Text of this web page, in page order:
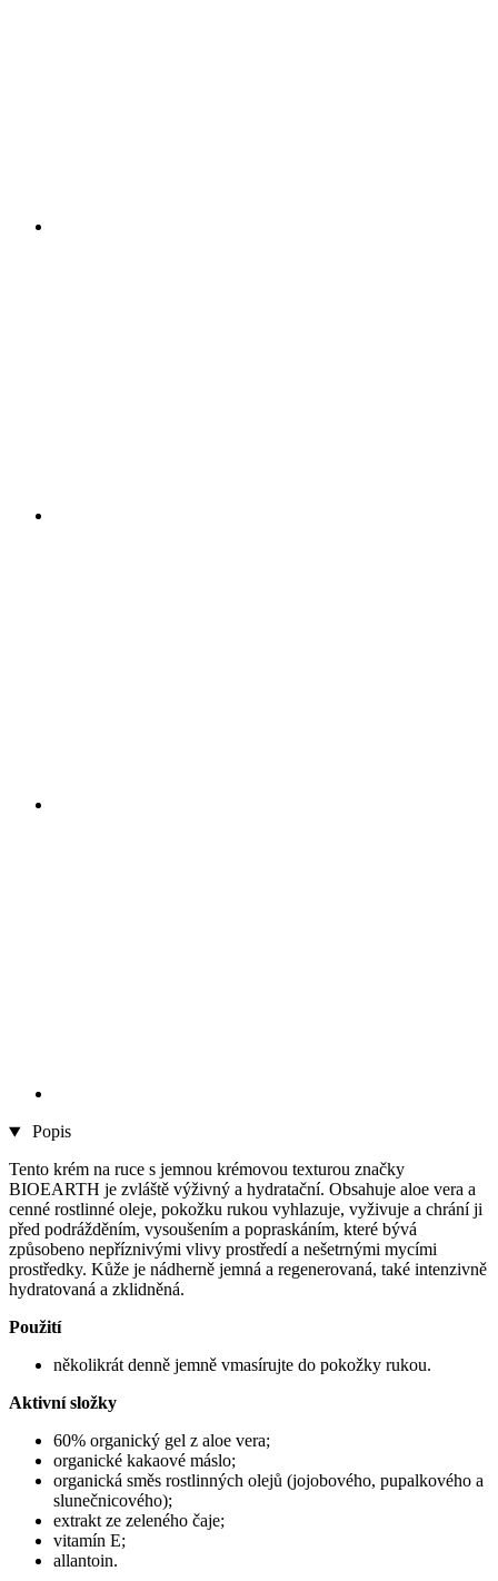
Popis
Tento krém na ruce s jemnou krémovou texturou značky
BIOEARTH je zvláště výživný a hydratační. Obsahuje aloe vera a
cenné rostlinné oleje, pokožku rukou vyhlazuje, vyživuje a chrání ji
před podrážděním, vysoušením a popraskáním, které bývá
způsobeno nepříznivými vlivy prostředí a nešetrnými mycími
prostředky. Kůže je nádherně jemná a regenerovaná, také intenzivně
hydratovaná a zklidněná.
Použití
několikrát denně jemně vmasírujte do pokožky rukou.
Aktivní složky
60% organický gel z aloe vera;
organické kakaové máslo;
organická směs rostlinných olejů (jojobového, pupalkového a
slunečnicového);
extrakt ze zeleného čaje;
vitamín E;
allantoin.